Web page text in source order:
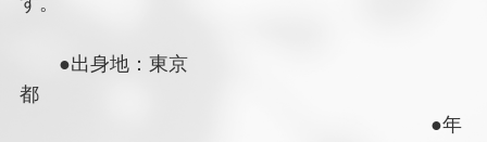
●出身地：東京
都
●年